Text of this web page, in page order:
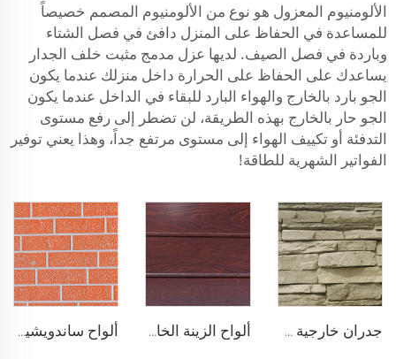
الألومنيوم المعزول هو نوع من الألومنيوم المصمم خصيصاً
للمساعدة في الحفاظ على المنزل دافئ في فصل الشتاء
وباردة في فصل الصيف. لديها عزل مدمج مثبت خلف الجدار
يساعدك على الحفاظ على الحرارة داخل منزلك عندما يكون
الجو بارد بالخارج والهواء البارد للبقاء في الداخل عندما يكون
الجو حار بالخارج بهذه الطريقة، لن تضطر إلى رفع مستوى
التدفئة أو تكييف الهواء إلى مستوى مرتفع جداً، وهذا يعني توفير
الفواتير الشهرية للطاقة!
جدران خارجية من الألواح المعدنية 16 مم لوحة معدنية منقوشة زخرفية مقاومة للحريق ألواح ساندويشية من البولي يوريثين ألواح الزينة الخارجية المركبة من رغوة البولي يوريثين ألواح معدنية مركبة للجدران الخارجية لإعادة تجديد المنزل ألواح ساندويشية من الصلب مقاومة لعوادل الجو عزل حراري للجدران الخارجية المعدنية عزل حراري للواجهات المنزلية